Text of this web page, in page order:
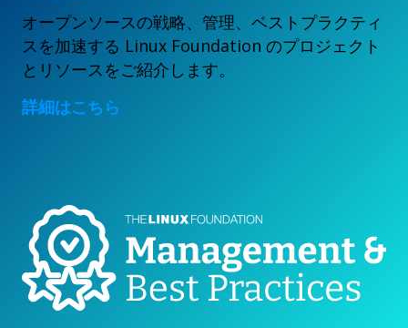
オープンソースの戦略、管理、ベストプラクティ
スを加速する Linux Foundation のプロジェクト
とリソースをご紹介します。
詳細はこちら